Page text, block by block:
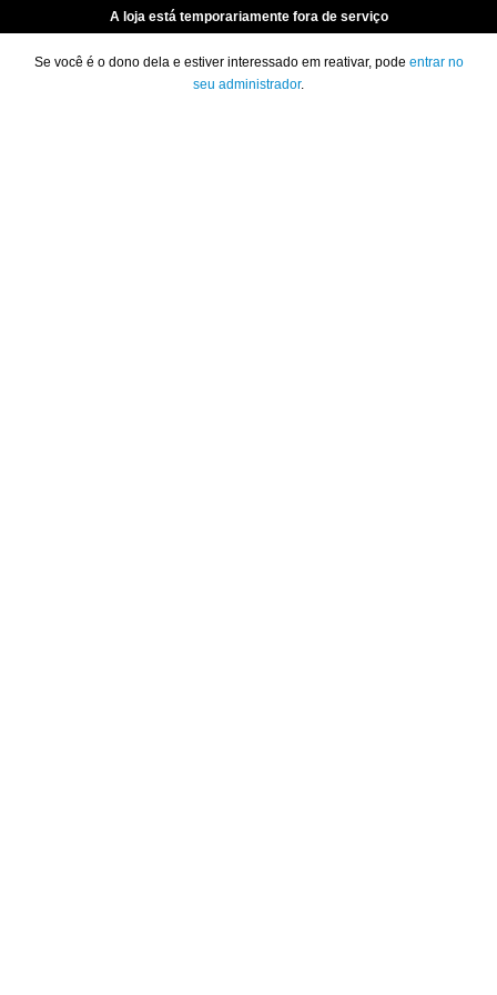
A loja está temporariamente fora de serviço
Se você é o dono dela e estiver interessado em reativar, pode entrar no
seu administrador.